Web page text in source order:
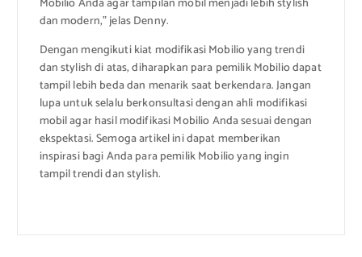
Mobilio Anda agar tampilan mobil menjadi lebih stylish
dan modern,” jelas Denny.
Dengan mengikuti kiat modifikasi Mobilio yang trendi
dan stylish di atas, diharapkan para pemilik Mobilio dapat
tampil lebih beda dan menarik saat berkendara. Jangan
lupa untuk selalu berkonsultasi dengan ahli modifikasi
mobil agar hasil modifikasi Mobilio Anda sesuai dengan
ekspektasi. Semoga artikel ini dapat memberikan
inspirasi bagi Anda para pemilik Mobilio yang ingin
tampil trendi dan stylish.